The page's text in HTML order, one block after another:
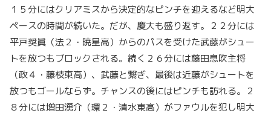
１５分にはクリアミスから決定的なピンチを迎えるなど明大
ペースの時間が続いた。だが、慶大も盛り返す。２２分には
平戸奨眞（法２・暁星高）からのパスを受けた武藤がシュー
トを放つもブロックされる。続く２６分には藤田息吹主将
（政４・藤枝東高）、武藤と繋ぎ、最後は近藤がシュートを
放つもゴールならず。チャンスの後にはピンチも訪れる。２
８分には増田湧介（環２・清水東高）がファウルを犯し明大